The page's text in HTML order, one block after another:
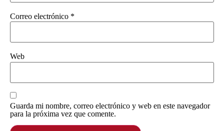
Correo electrónico *
Web
Guarda mi nombre, correo electrónico y web en este navegador
para la próxima vez que comente.